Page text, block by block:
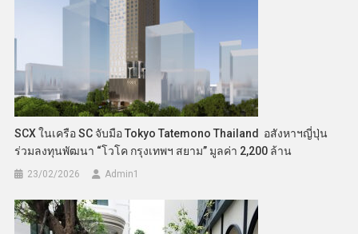
SCX ในเครือ SC จับมือ Tokyo Tatemono Thailand อสังหาฯญี่ปุ่น
ร่วมลงทุนพัฒนา “โวโค กรุงเทพฯ สยาม” มูลค่า 2,200 ล้าน
23/02/2026 Admin​1